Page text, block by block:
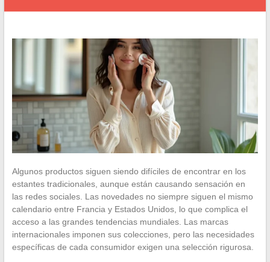
Algunos productos siguen siendo difíciles de encontrar en los
estantes tradicionales, aunque están causando sensación en
las redes sociales. Las novedades no siempre siguen el mismo
calendario entre Francia y Estados Unidos, lo que complica el
acceso a las grandes tendencias mundiales. Las marcas
internacionales imponen sus colecciones, pero las necesidades
específicas de cada consumidor exigen una selección rigurosa.